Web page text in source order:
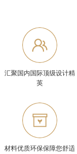
汇聚国内国际顶级设计精
英
材料优质环保保障您舒适